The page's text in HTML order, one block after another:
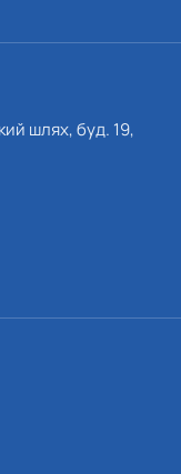
шлях, буд. 19,